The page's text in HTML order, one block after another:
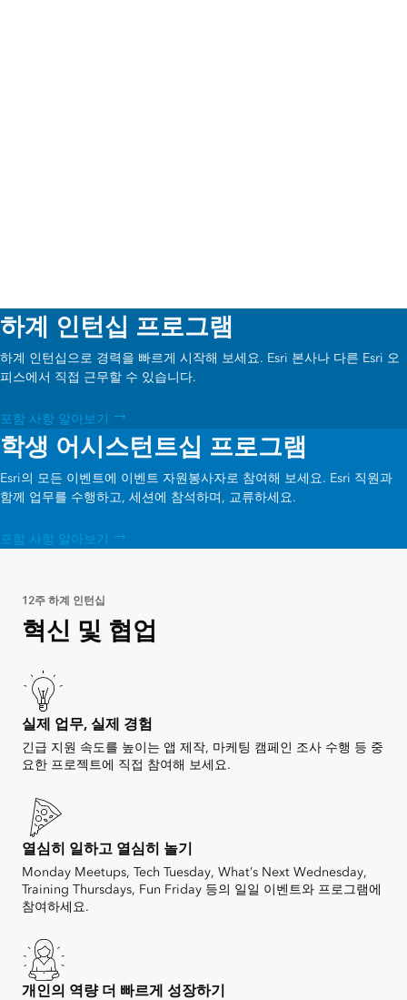
하계 인턴십 프로그램
하계 인턴십으로 경력을 빠르게 시작해 보세요. Esri 본사나 다른 Esri 오
피스에서 직접 근무할 수 있습니다.
포함 사항 알아보기
학생 어시스턴트십 프로그램
Esri의 모든 이벤트에 이벤트 자원봉사자로 참여해 보세요. Esri 직원과
함께 업무를 수행하고, 세션에 참석하며, 교류하세요.
포함 사항 알아보기
12주 하계 인턴십
혁신 및 협업
실제 업무, 실제 경험
긴급 지원 속도를 높이는 앱 제작, 마케팅 캠페인 조사 수행 등 중
요한 프로젝트에 직접 참여해 보세요.
열심히 일하고 열심히 놀기
Monday Meetups, Tech Tuesday, What’s Next Wednesday,
Training Thursdays, Fun Friday 등의 일일 이벤트와 프로그램에
참여하세요.
개인의 역량 더 빠르게 성장하기